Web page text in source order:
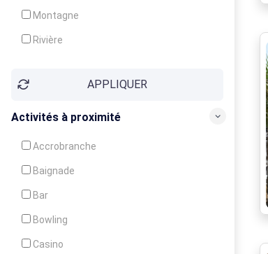
Montagne
Rivière
APPLIQUER
Activités à proximité
Accrobranche
Baignade
Bar
Bowling
Casino